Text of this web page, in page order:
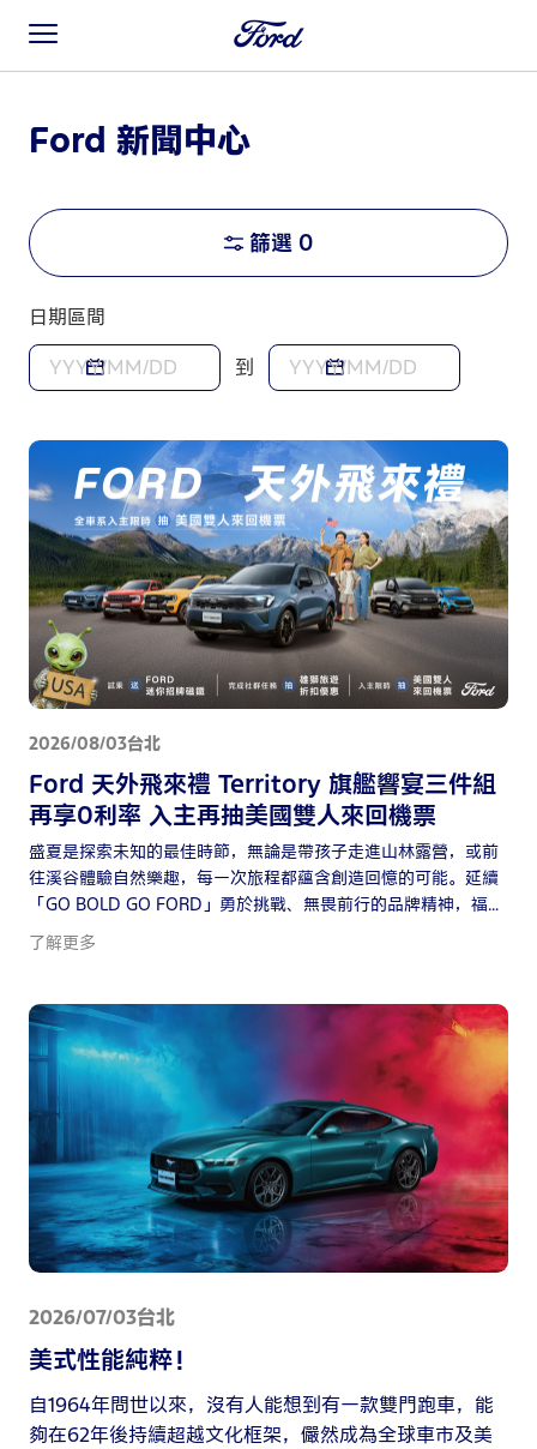
Ford 新聞中心
篩選 0
日期區間
到
2026/08/03台北
Ford 天外飛來禮 Territory 旗艦響宴三件組
再享0利率 入主再抽美國雙人來回機票
盛夏是探索未知的最佳時節，無論是帶孩子走進山林露營，或前
往溪谷體驗自然樂趣，每一次旅程都蘊含創造回憶的可能。延續
「GO BOLD GO FORD」勇於挑戰、無畏前行的品牌精神，福特
六和8月推出全車系購車方案，自2026年8月1日至8月31日止，
消費者至全台Ford展示中心試乘任一車款，即可獲得Ford迷你
成指定社群任務還有機會抽中雄獅旅遊金，邀請消費者以的方式
開啟下一段冒險旅程。
了解更多
2026/07/03台北
美式性能純粹！
自1964年問世以來，沒有人能想到有一款雙門跑車，能
夠在62年後持續超越文化框架，儼然成為全球車市及美